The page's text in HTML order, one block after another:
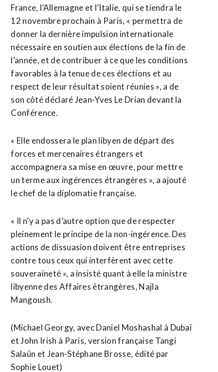
France, l’Allemagne et l’Italie, qui se tiendra le
12 novembre prochain à Paris, « permettra de
donner la dernière impulsion internationale
nécessaire en soutien aux élections de la fin de
l’année, et de contribuer à ce que les conditions
favorables à la tenue de ces élections et au
respect de leur résultat soient réunies », a de
son côté déclaré Jean-Yves Le Drian devant la
Conférence.
« Elle endossera le plan libyen de départ des
forces et mercenaires étrangers et
accompagnera sa mise en œuvre, pour mettre
un terme aux ingérences étrangères », a ajouté
le chef de la diplomatie française.
« Il n’y a pas d’autre option que de respecter
pleinement le principe de la non-ingérence. Des
actions de dissuasion doivent être entreprises
contre tous ceux qui interfèrent avec cette
souveraineté », a insisté quant à elle la ministre
libyenne des Affaires étrangères, Najla
Mangoush.
(Michael Georgy, avec Daniel Moshashal à Dubaï
et John Irish à Paris, version française Tangi
Salaün et Jean-Stéphane Brosse, édité par
Sophie Louet)